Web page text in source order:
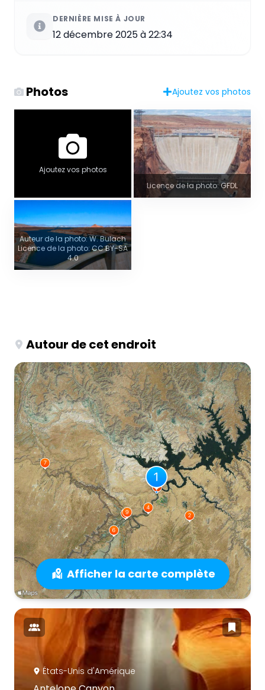
DERNIÈRE MISE À JOUR
12 décembre 2025 à 22:34
Photos Ajoutez vos photos
Ajoutez vos photos
Licence de la photo: GFDL
Auteur de la photo: W. Bulach
Licence de la photo: CC BY-SA
4.0
Autour de cet endroit
Afficher la carte complète
États-Unis d'Amérique